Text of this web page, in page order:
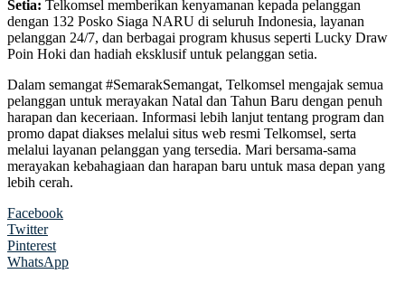
Setia: Telkomsel memberikan kenyamanan kepada pelanggan
dengan 132 Posko Siaga NARU di seluruh Indonesia, layanan
pelanggan 24/7, dan berbagai program khusus seperti Lucky Draw
Poin Hoki dan hadiah eksklusif untuk pelanggan setia.
Dalam semangat #SemarakSemangat, Telkomsel mengajak semua
pelanggan untuk merayakan Natal dan Tahun Baru dengan penuh
harapan dan keceriaan. Informasi lebih lanjut tentang program dan
promo dapat diakses melalui situs web resmi Telkomsel, serta
melalui layanan pelanggan yang tersedia. Mari bersama-sama
merayakan kebahagiaan dan harapan baru untuk masa depan yang
lebih cerah.
Facebook
Twitter
Pinterest
WhatsApp